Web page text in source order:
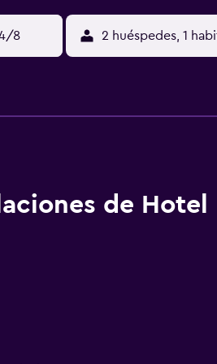
8 2 huéspedes, 1
de Hotel